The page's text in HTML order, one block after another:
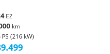
EZ
km
PS (216 kW)